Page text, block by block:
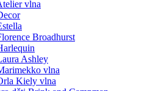
vlna
Broadhurst
Ashley
vlna
Kiely vlna